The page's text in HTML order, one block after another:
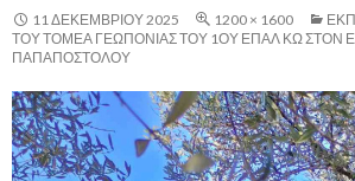
11 ΔΕΚΕΜΒΡΊΟΥ 2025 1200 × 1600
ΤΟΥ ΤΟΜΕΑ ΓΕΩΠΟΝΙΑΣ ΤΟΥ 1ΟΥ ΕΠΑΛ ΚΩ ΣΤΟΝ
ΠΑΠΑΠΟΣΤΟΛΟΥ